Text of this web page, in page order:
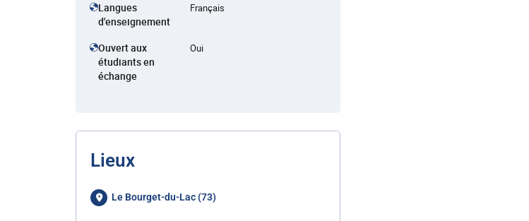
Langues
d'enseignement
Français
Ouvert aux
étudiants en
échange
Oui
Lieux
Le Bourget-du-Lac (73)